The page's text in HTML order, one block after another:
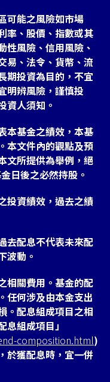
可能之風險如市場
率、股價、指數或其
性風險、信用風險、
易、法令、貨幣、流
期投資為目的，不宜
明辨風險，謹慎投
資人須知。
本基金之績效，本基
本文件內的觀點及預
文所提供為舉例，絕
日後之必然持股。
投資績效，過去之績
去配息不代表未來配
波動。
相關費用。基金的配
任何涉及由本金支出
。配息組成項目之相
組成項目」
composition.html)
於獲配息時，宜一併